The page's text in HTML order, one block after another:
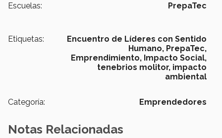
Escuelas: PrepaTec
Etiquetas:
Encuentro de Líderes con Sentido
Humano, PrepaTec,
Emprendimiento, Impacto Social,
tenebrios molitor, impacto
ambiental
Categoría: Emprendedores
Notas Relacionadas